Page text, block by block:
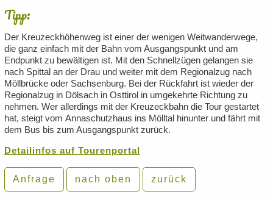
Tipp:
Der Kreuzeckhöhenweg ist einer der wenigen Weitwanderwege,
die ganz einfach mit der Bahn vom Ausgangspunkt und am
Endpunkt zu bewältigen ist. Mit den Schnellzügen gelangen sie
nach Spittal an der Drau und weiter mit dem Regionalzug nach
Möllbrücke oder Sachsenburg. Bei der Rückfahrt ist wieder der
Regionalzug in Dölsach in Osttirol in umgekehrte Richtung zu
nehmen. Wer allerdings mit der Kreuzeckbahn die Tour gestartet
hat, steigt vom Annaschutzhaus ins Mölltal hinunter und fährt mit
dem Bus bis zum Ausgangspunkt zurück.
Detailinfos auf Tourenportal
Anfrage nach oben zurück